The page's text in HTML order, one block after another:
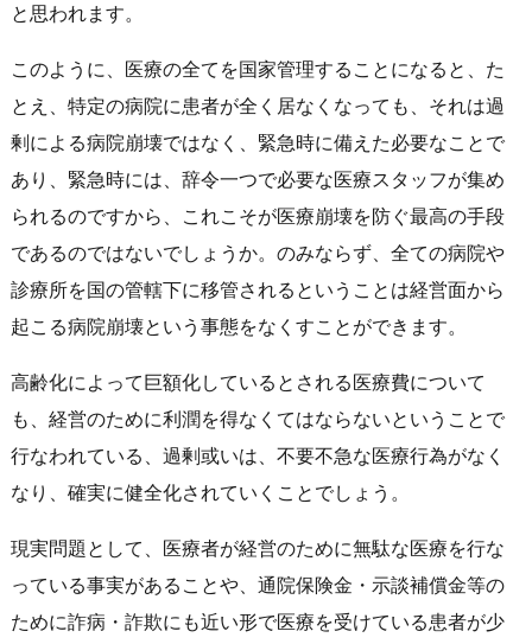
と思われます。
このように、医療の全てを国家管理することになると、た
とえ、特定の病院に患者が全く居なくなっても、それは過
剰による病院崩壊ではなく、緊急時に備えた必要なことで
あり、緊急時には、辞令一つで必要な医療スタッフが集め
られるのですから、これこそが医療崩壊を防ぐ最高の手段
であるのではないでしょうか。のみならず、全ての病院や
診療所を国の管轄下に移管されるということは経営面から
起こる病院崩壊という事態をなくすことができます。
高齢化によって巨額化しているとされる医療費について
も、経営のために利潤を得なくてはならないということで
行なわれている、過剰或いは、不要不急な医療行為がなく
なり、確実に健全化されていくことでしょう。
現実問題として、医療者が経営のために無駄な医療を行な
っている事実があることや、通院保険金・示談補償金等の
ために詐病・詐欺にも近い形で医療を受けている患者が少